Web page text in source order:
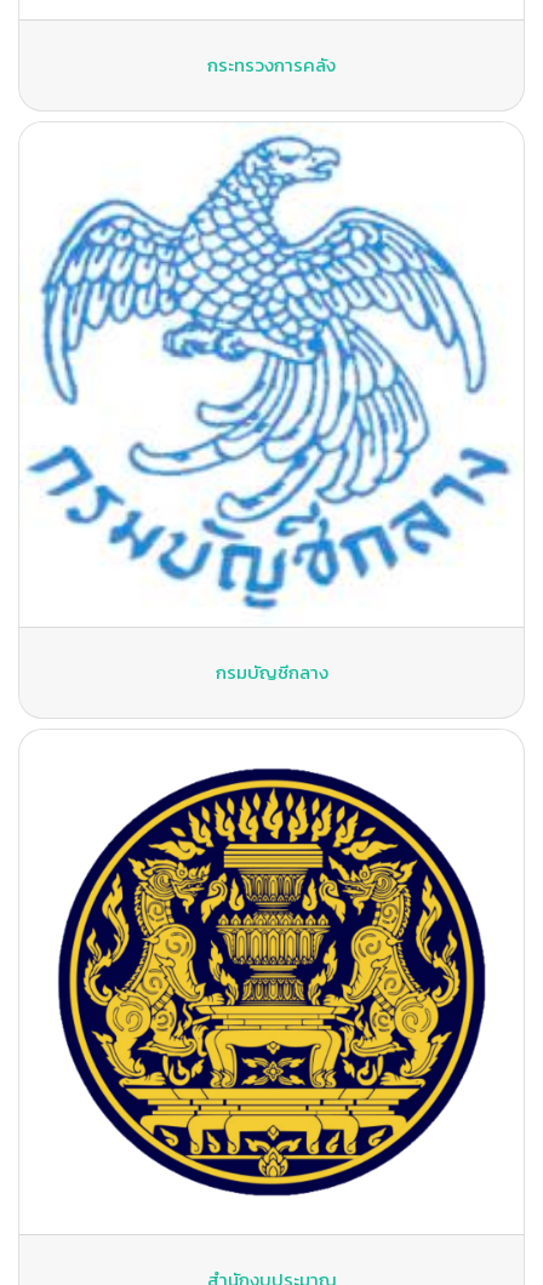
กระทรวงการคลัง
กรมบัญชีกลาง
สำนักงบประมาณ